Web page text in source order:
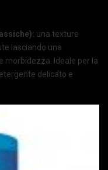
una texture
lasciando una
morbidezza. Ideale per la
delicato e